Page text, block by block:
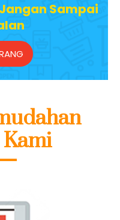
Sampai